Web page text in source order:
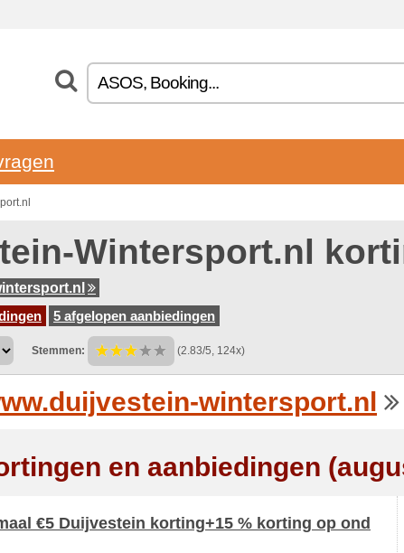
Wintersport.nl
5 afgelopen aanbiedingen
Stemmen: (2.83/5, 124x)
wintersport.nl
en aanbiedingen
€5 Duijvestein korting+15 % korting op ond